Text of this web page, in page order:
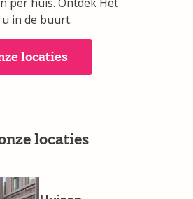
in de buurt.
locaties
locaties